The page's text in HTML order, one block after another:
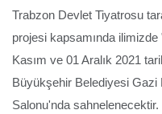
Trabzon Devlet Tiyatrosu
projesi kapsamında
Kasım ve 01 Aralık 2021
Büyükşehir Belediyesi
Salonu'nda sahnelenecektir.
Kredi/Yurt E-
Ödeme